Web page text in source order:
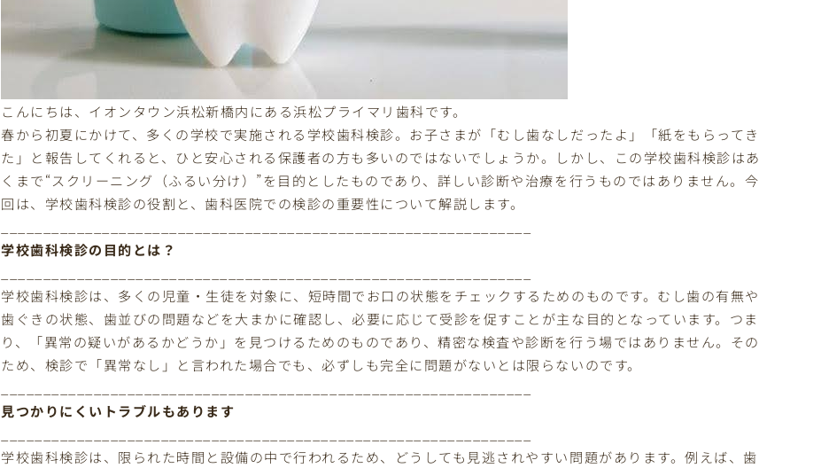
こんにちは、イオンタウン浜松新橋内にある浜松プライマリ歯科です。
春から初夏にかけて、多くの学校で実施される学校歯科検診。お子さまが「むし歯なしだったよ」「紙をもらってき
た」と報告してくれると、ひと安心される保護者の方も多いのではないでしょうか。しかし、この学校歯科検診はあ
くまで“スクリーニング（ふるい分け）”を目的としたものであり、詳しい診断や治療を行うものではありません。今
回は、学校歯科検診の役割と、歯科医院での検診の重要性について解説します。
学校歯科検診の目的とは？
学校歯科検診は、多くの児童・生徒を対象に、短時間でお口の状態をチェックするためのものです。むし歯の有無や
歯ぐきの状態、歯並びの問題などを大まかに確認し、必要に応じて受診を促すことが主な目的となっています。つま
り、「異常の疑いがあるかどうか」を見つけるためのものであり、精密な検査や診断を行う場ではありません。その
ため、検診で「異常なし」と言われた場合でも、必ずしも完全に問題がないとは限らないのです。
見つかりにくいトラブルもあります
学校歯科検診は、限られた時間と設備の中で行われるため、どうしても見逃されやすい問題があります。例えば、歯